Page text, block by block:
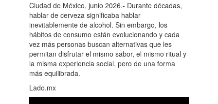
Ciudad de México, junio 2026.- Durante décadas,
hablar de cerveza significaba hablar
inevitablemente de alcohol. Sin embargo, los
hábitos de consumo están evolucionando y cada
vez más personas buscan alternativas que les
permitan disfrutar el mismo sabor, el mismo ritual y
la misma experiencia social, pero de una forma
más equilibrada.
Lado.mx